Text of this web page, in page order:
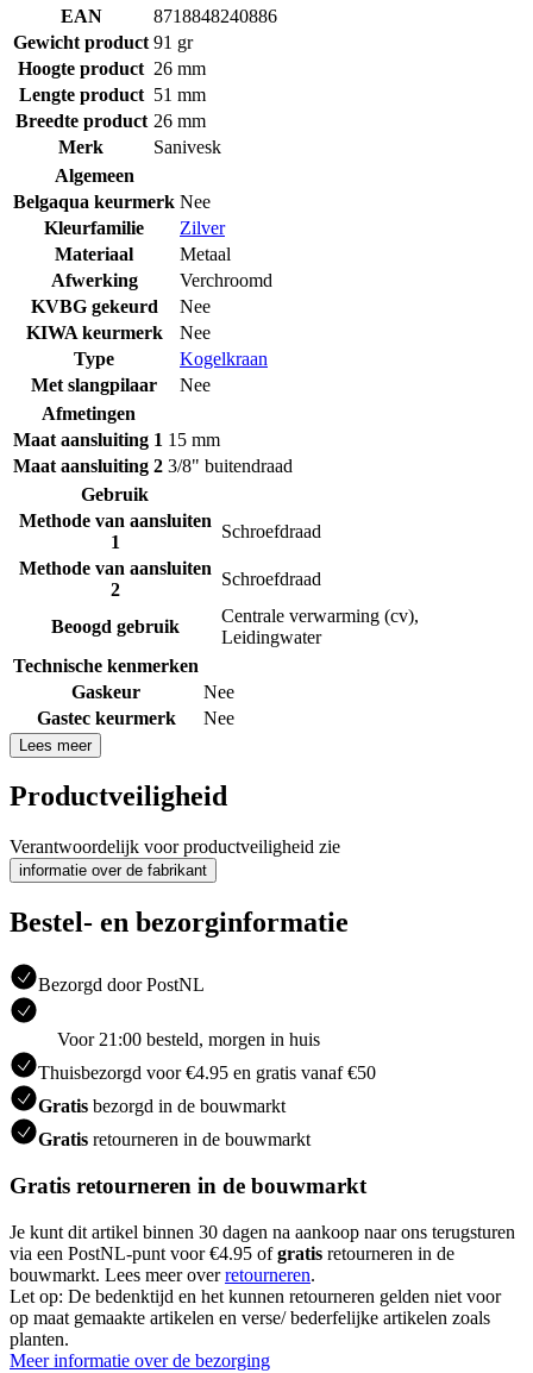
EAN
8718848240886
Gewicht product 91 gr
Hoogte product 26 mm
Lengte product 51 mm
Breedte product 26 mm
Merk
Sanivesk
Algemeen
Belgaqua keurmerk Nee
Kleurfamilie
Zilver
Materiaal
Metaal
Afwerking
Verchroomd
KVBG gekeurd
Nee
KIWA keurmerk
Nee
Type
Kogelkraan
Met slangpilaar
Nee
Afmetingen
Maat aansluiting 1 15 mm
Maat aansluiting 2 3/8" buitendraad
Gebruik
Methode van aansluiten
1
Schroefdraad
Methode van aansluiten
2
Schroefdraad
Beoogd gebruik
Centrale verwarming (cv),
Leidingwater
Technische kenmerken
Gaskeur
Nee
Gastec keurmerk
Nee
Lees meer
Productveiligheid
Verantwoordelijk voor productveiligheid zie
informatie over de fabrikant
Bestel- en bezorginformatie
Bezorgd door PostNL
Voor 21:00 besteld, morgen in huis
Thuisbezorgd voor €4.95 en gratis vanaf €50
Gratis bezorgd in de bouwmarkt
Gratis retourneren in de bouwmarkt
Gratis retourneren in de bouwmarkt
Je kunt dit artikel binnen 30 dagen na aankoop naar ons terugsturen
via een PostNL-punt voor €4.95 ofgratis retourneren in de
bouwmarkt. Lees meer overretourneren.
Let op: De bedenktijd en het kunnen retourneren gelden niet voor
op maat gemaakte artikelen en verse/ bederfelijke artikelen zoals
planten.
Meer informatie over de bezorging